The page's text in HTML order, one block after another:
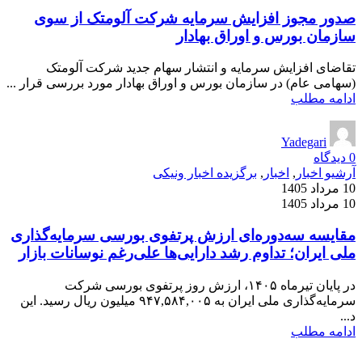
صدور مجوز افزایش سرمایه شرکت آلومتک از سوی
سازمان بورس و اوراق بهادار
تقاضای افزایش سرمایه و انتشار سهام جدید شرکت آلومتک
(سهامی عام) در سازمان بورس و اوراق بهادار مورد بررسی قرار ...
ادامه مطلب
Yadegari
0 دیدگاه
آرشیو اخبار , اخبار , برگزیده اخبار ونیکی
10 مرداد 1405
10 مرداد 1405
مقایسه سه‌دوره‌ای ارزش پرتفوی بورسی سرمایه‌گذاری
ملی ایران؛ تداوم رشد دارایی‌ها علی‌رغم نوسانات بازار
در پایان تیرماه ۱۴۰۵، ارزش روز پرتفوی بورسی شرکت
سرمایه‌گذاری ملی ایران به ۹۴۷,۵۸۴,۰۰۵ میلیون ریال رسید. این
د...
ادامه مطلب